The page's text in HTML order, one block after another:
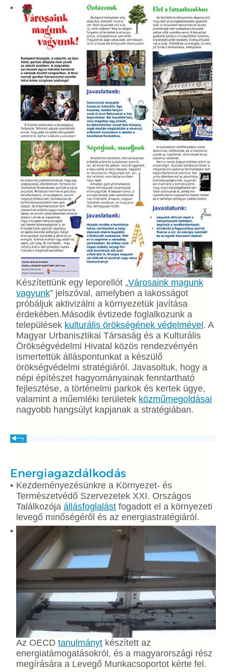
Készítettünk egy leporellót „Városaink magunk
vagyunk” jelszóval, amelyben a lakosságot
próbáljuk aktivizálni a környezetük javítása
érdekében.Második évtizede foglalkozunk a
települések kulturális örökségének védelmével. A
Magyar Urbanisztikai Társaság és a Kulturális
Örökségvédelmi Hivatal közös rendezvényén
ismertettük álláspontunkat a készülő
örökségvédelmi stratégiáról. Javasoltuk, hogy a
népi építészet hagyományainak fenntartható
fejlesztése, a történelmi parkok és kertek ügye,
valamint a műemléki területek közműmegoldásai
nagyobb hangsúlyt kapjanak a stratégiában.
Energiagazdálkodás
Kezdeményezésünkre a Környezet- és
Természetvédő Szervezetek XXI. Országos
Találkozója állásfoglalást fogadott el a környezeti
levegő minőségéről és az energiastratégiáról.
Az OECD tanulmányt készített az
energiatámogatásokról, és a magyarországi rész
megírására a Levegő Munkacsoportot kérte fel.